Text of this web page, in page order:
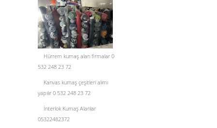
Hürrem kumaş alan firmalar 0
532 248 23 72
Kanvas kumaş çeşitleri alımı
yapılır 0 532 248 23 72
İnterlok Kumaş Alanlar
05322482372